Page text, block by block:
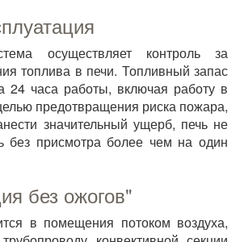
осуществляет контроль за
топлива в печи. Топливный запас
24 часа работы, включая работу в
предотвращения риска пожара,
значительный ущерб, печь не
без присмотра более чем на один
без ожогов"
в помещения потоком воздуха,